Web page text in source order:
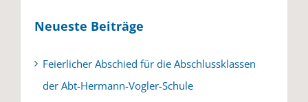
Neueste Beiträge
Feierlicher Abschied für die Abschlussklassen
der Abt-Hermann-Vogler-Schule